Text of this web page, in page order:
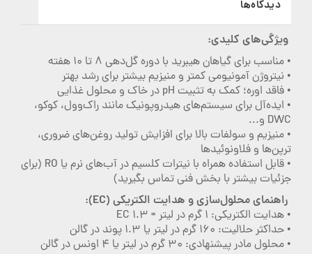
دیدگاه‌ها
ویژگی‌های کلیدی:
• مناسب برای گیاهان هیبرید با دوره گل‌دهی ۸ تا ۱۰ هفته
• نیتروژن آمونیومی کمتر و منیزیم بیشتر برای رشد بهتر
• فاقد اوره؛ کمک به تثبیت pH در خاک و محلول غذایی
• ایده‌آل برای سیستم‌های هیدروپونیک مانند راک‌وول، کوکو،
DWC و...
• منیزیم و سولفات بالا برای افزایش تولید روغن‌های ضروری،
ترپن‌ها و فلاونوئیدها
• قابل استفاده همراه با نیترات کلسیم در آب‌های نرم یا RO (برای
جزئیات بیشتر با بخش فنی تماس بگیرید)
راهنمای محلول‌سازی و هدایت الکتریکی (EC):
• هدایت الکتریکی: 1 گرم در لیتر = 1.3 EC
• حداکثر حلالیت: 160 گرم در لیتر یا 1.3 پوند در گالن
• محلول مادر پیشنهادی: 30 گرم در لیتر یا 4 اونس در گالن